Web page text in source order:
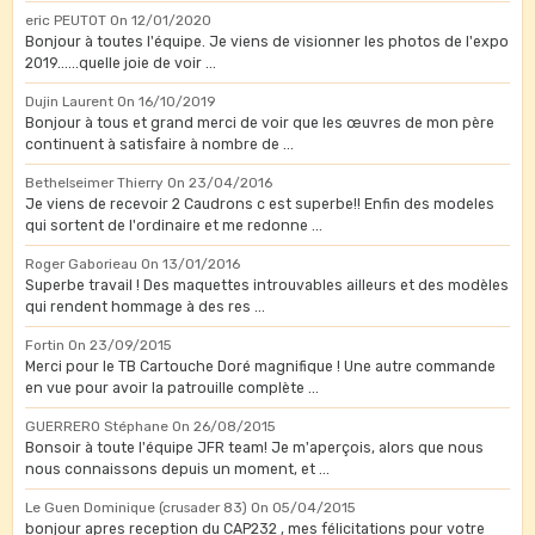
eric PEUTOT On 12/01/2020
Bonjour à toutes l'équipe. Je viens de visionner les photos de l'expo
2019......quelle joie de voir ...
Dujin Laurent On 16/10/2019
Bonjour à tous et grand merci de voir que les œuvres de mon père
continuent à satisfaire à nombre de ...
Bethelseimer Thierry On 23/04/2016
Je viens de recevoir 2 Caudrons c est superbe!! Enfin des modeles
qui sortent de l'ordinaire et me redonne ...
Roger Gaborieau On 13/01/2016
Superbe travail ! Des maquettes introuvables ailleurs et des modèles
qui rendent hommage à des res ...
Fortin On 23/09/2015
Merci pour le TB Cartouche Doré magnifique ! Une autre commande
en vue pour avoir la patrouille complète ...
GUERRERO Stéphane On 26/08/2015
Bonsoir à toute l'équipe JFR team! Je m'aperçois, alors que nous
nous connaissons depuis un moment, et ...
Le Guen Dominique (crusader 83) On 05/04/2015
bonjour apres reception du CAP232 , mes félicitations pour votre